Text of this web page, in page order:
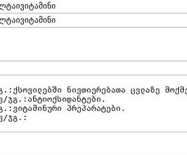
ნივთიერებათა ცვლაზე
ჯგ.:ანტიოქსიდანტები.
პრეპარატები.
ჯგ.: